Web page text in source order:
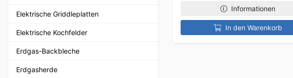
Elektrische Griddleplatten
Elektrische Kochfelder
Erdgas-Backbleche
Erdgasherde
Informationen
In den Warenkorb